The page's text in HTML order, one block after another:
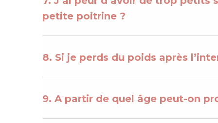
petite poitrine ?
8. Si je perds du poids après
9. A partir de quel âge peut-on